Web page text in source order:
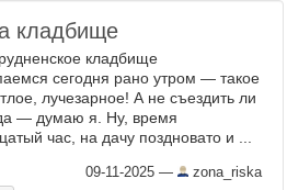
кладбище
кладбище
сегодня рано утром — такое
лучезарное! А не съездить ли
— думаю я. Ну, время
час, на дачу поздновато и ...
09-11-2025 — zona_riska